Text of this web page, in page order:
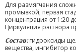
Для размягчения
промывкой, первая
концентрация от 1:20
Циркуляция раствора
Состав:гидроксиды
вещества, ингибитор